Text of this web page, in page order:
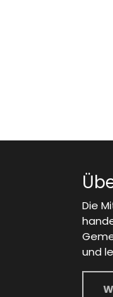
Die
und